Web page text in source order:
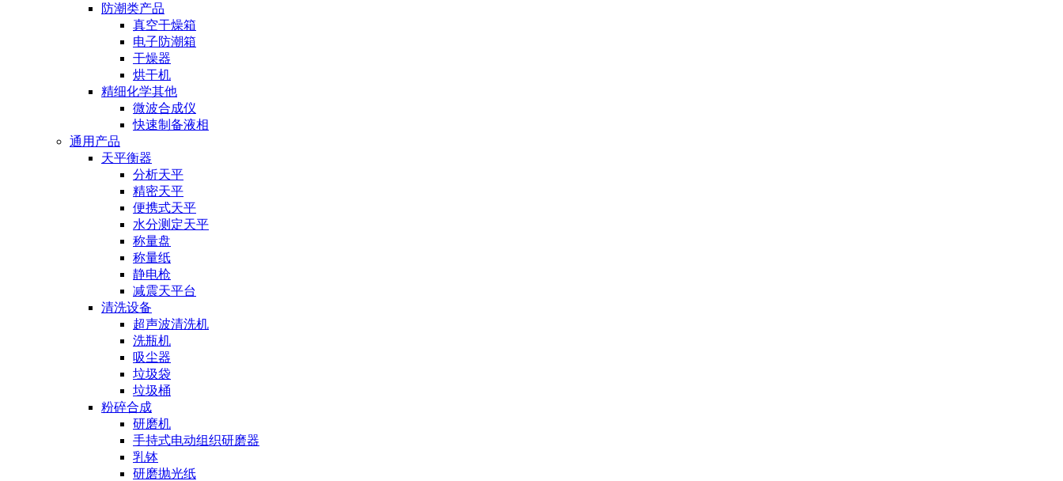
防潮类产品
真空干燥箱
电子防潮箱
干燥器
烘干机
精细化学其他
微波合成仪
快速制备液相
通用产品
天平衡器
分析天平
精密天平
便携式天平
水分测定天平
称量盘
称量纸
静电枪
减震天平台
清洗设备
超声波清洗机
洗瓶机
吸尘器
垃圾袋
垃圾桶
粉碎合成
研磨机
手持式电动组织研磨器
乳钵
研磨抛光纸